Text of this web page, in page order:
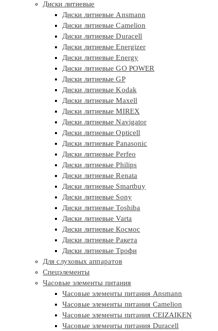
Диски литиевые
Диски литиевые Ansmann
Диски литиевые Camelion
Диски литиевые Duracell
Диски литиевые Energizer
Диски литиевые Energy
Диски литиевые GO POWER
Диски литиевые GP
Диски литиевые Kodak
Диски литиевые Maxell
Диски литиевые MIREX
Диски литиевые Navigator
Диски литиевые Opticell
Диски литиевые Panasonic
Диски литиевые Perfeo
Диски литиевые Philips
Диски литиевые Renata
Диски литиевые Smartbuy
Диски литиевые Sony
Диски литиевые Toshiba
Диски литиевые Varta
Диски литиевые Космос
Диски литиевые Ракета
Диски литиевые Трофи
Для слуховых аппаратов
Спецэлементы
Часовые элементы питания
Часовые элементы питания Ansmann
Часовые элементы питания Camelion
Часовые элементы питания CEIZAIKEN
Часовые элементы питания Duracell